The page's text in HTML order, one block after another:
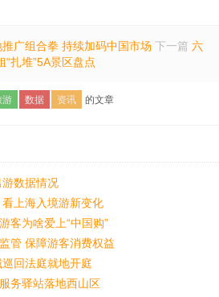
广组合拳 持续加码中国市场 下一篇 六
扎堆”5A景区盘点
游 数据 资讯 的文章
数据情况
上海入境游新变化
客为啥爱上“中国购”
管 保障游客消费权益
回法庭就地开庭
务驿站落地西山区